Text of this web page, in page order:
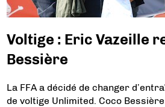
Voltige : Eric Vazeille
Bessière
La FFA a décidé de changer
de voltige Unlimited. Coco